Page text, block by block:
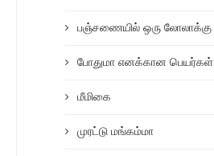
பஞ்சணையில் ஒரு லோலாக்கு
போதுமா எனக்கான பெயர்கள்
மீமிகை
முரட்டு மங்கம்மா